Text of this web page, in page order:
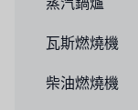
瓦斯燃燒機
柴油燃燒機